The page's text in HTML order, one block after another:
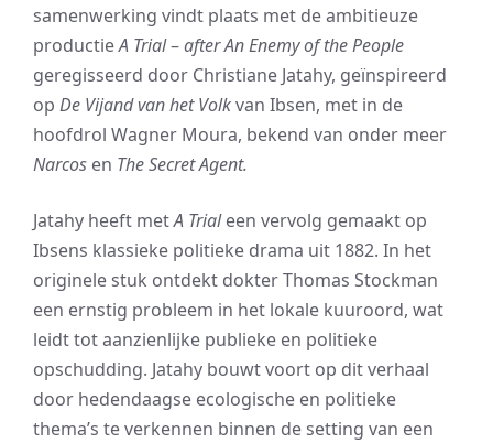
samenwerking vindt plaats met de ambitieuze
productieA Trial–after An Enemy of the People
geregisseerd door Christiane Jatahy, geïnspireerd
op De Vijand van het Volkvan Ibsen, met in de
hoofdrol Wagner Moura, bekend van onder meer
Narcos en The Secret Agent.
Jatahy heeft metA Trialeen vervolg gemaakt op
Ibsens klassieke politieke drama uit 1882. In het
originele stuk ontdekt dokter Thomas Stockman
een ernstig probleem in het lokale kuuroord, wat
leidt tot aanzienlijke publieke en politieke
opschudding. Jatahy bouwt voort op dit verhaal
door hedendaagse ecologische en politieke
thema’s te verkennen binnen de setting van een